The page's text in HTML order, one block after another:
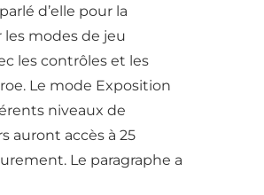
d’elle pour la
modes de jeu
les contrôles et les
Le mode Exposition
niveaux de
auront accès à 25
Le paragraphe a